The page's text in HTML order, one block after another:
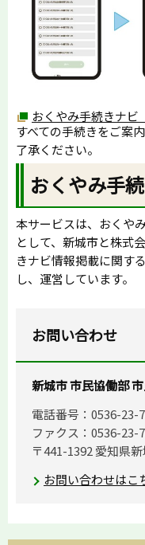
おくやみ手続きナビ
すべての手続きをご案
了承ください。
おくやみ手
本サービスは、おくや
として、新城市と株式
きナビ情報掲載に関す
し、運営しています。
お問い合わせ
新城市 市民協働部
電話番号：0536-23-
ファクス：0536-23-
〒441-1392 愛知県
お問い合わせはこ